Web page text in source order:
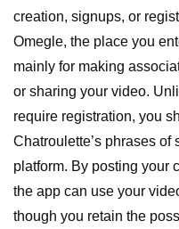
creation, signups, or
Omegle, the place you
mainly for making
or sharing your video.
require registration, you
Chatroulette’s phrases of
platform. By posting your
the app can use your
though you retain the